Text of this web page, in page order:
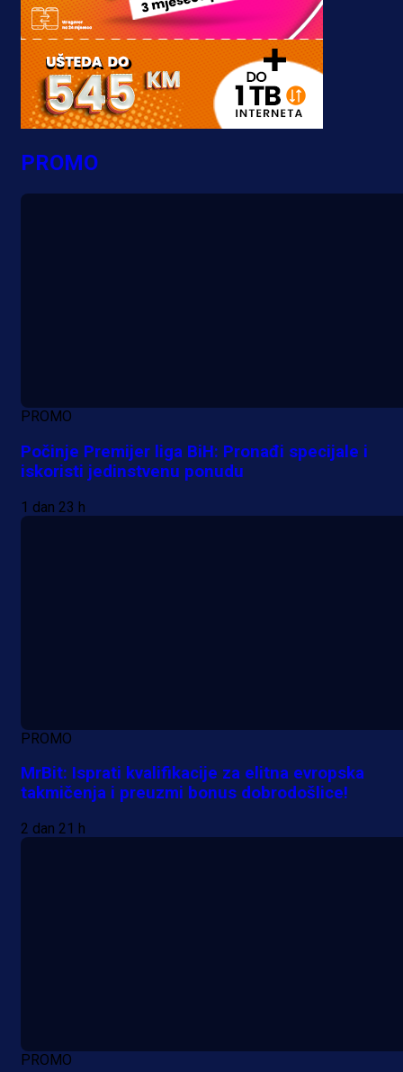
PROMO
PROMO
Počinje Premijer liga BiH: Pronađi specijale i
iskoristi jedinstvenu ponudu
1 dan 23 h
PROMO
MrBit: Isprati kvalifikacije za elitna evropska
takmičenja i preuzmi bonus dobrodošlice!
2 dan 21 h
PROMO